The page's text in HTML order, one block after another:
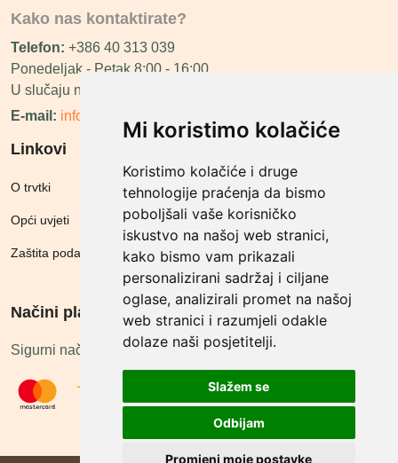
Mi koristimo kolačiće
Koristimo kolačiće i druge
tehnologije praćenja da bismo
poboljšali vaše korisničko
iskustvo na našoj web stranici,
kako bismo vam prikazali
personalizirani sadržaj i ciljane
oglase, analizirali promet na našoj
web stranici i razumjeli odakle
dolaze naši posjetitelji.
Slažem se
Odbijam
Promjeni moje postavke
Kako nas kontaktirate?
Telefon: +386 40 313 039
Ponedeljak - Petak 8:00 - 16:00
U slučaju neraspoloživosti ćemo vas nazvati.
E-mail: info@megashop.hr
Linkovi
O trvtki
Opći uvjeti
Zaštita podataka
Načini plačanja
Sigurni načini plaćanja